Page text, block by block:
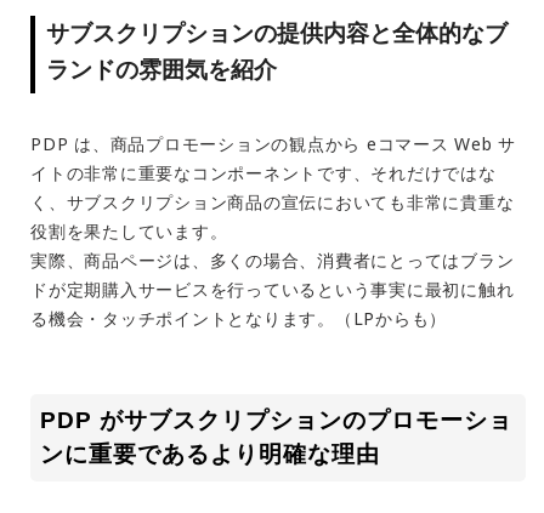
サブスクリプションの提供内容と全体的なブ
ランドの雰囲気を紹介
PDP は、商品プロモーションの観点から eコマース Web サ
イトの非常に重要なコンポーネントです、それだけではな
く、サブスクリプション商品の宣伝においても非常に貴重な
役割を果たしています。
実際、商品ページは、多くの場合、消費者にとってはブラン
ドが定期購入サービスを行っているという事実に最初に触れ
る機会・タッチポイントとなります。（LPからも）
PDP がサブスクリプションのプロモーショ
ンに重要であるより明確な理由